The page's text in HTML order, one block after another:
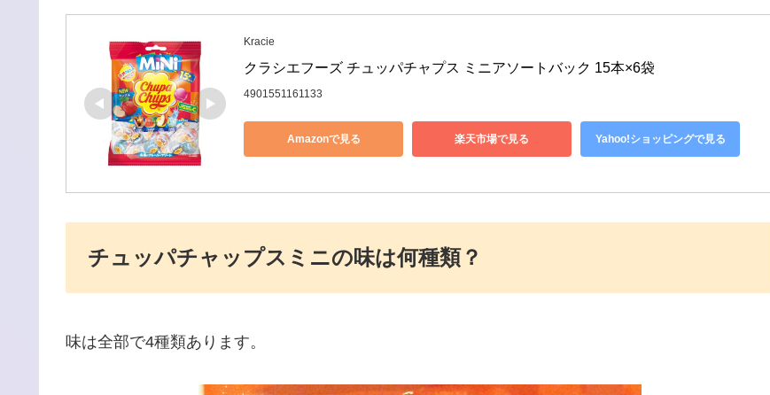
Kracie
クラシエフーズ チュッパチャプス ミニアソートバック 15本×6袋
4901551161133
Amazonで見る 楽天市場で見る Yahoo!ショッピングで見る
チュッパチャップスミニの味は何種類？
味は全部で4種類あります。